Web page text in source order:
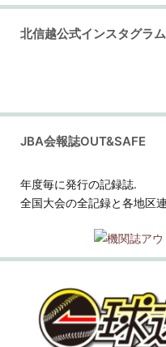
北信越公式インスタグラム
JBA会報誌OUT&SAFE
年度毎に発行の記録誌.
全国大会の全記録と各地区